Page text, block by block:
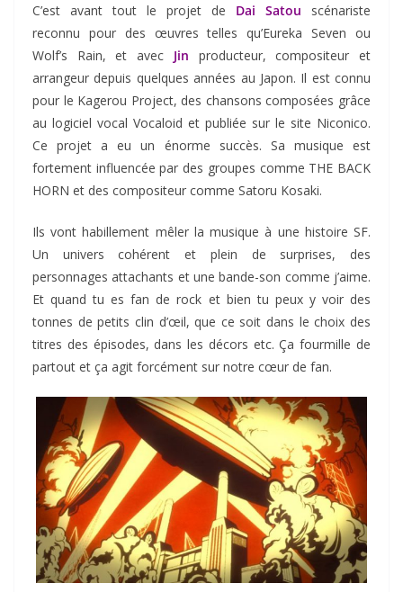
C’est avant tout le projet de Dai Satou scénariste
reconnu pour des œuvres telles qu’Eureka Seven ou
Wolf’s Rain, et avec Jin producteur, compositeur et
arrangeur depuis quelques années au Japon. Il est connu
pour le Kagerou Project, des chansons composées grâce
au logiciel vocal Vocaloid et publiée sur le site Niconico.
Ce projet a eu un énorme succès. Sa musique est
fortement influencée par des groupes comme THE BACK
HORN et des compositeur comme Satoru Kosaki.
Ils vont habillement mêler la musique à une histoire SF.
Un univers cohérent et plein de surprises, des
personnages attachants et une bande-son comme j’aime.
Et quand tu es fan de rock et bien tu peux y voir des
tonnes de petits clin d’œil, que ce soit dans le choix des
titres des épisodes, dans les décors etc. Ça fourmille de
partout et ça agit forcément sur notre cœur de fan.